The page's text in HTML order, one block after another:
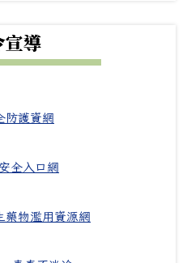
宣導
防護資網
全入口網
藥物濫用資源網